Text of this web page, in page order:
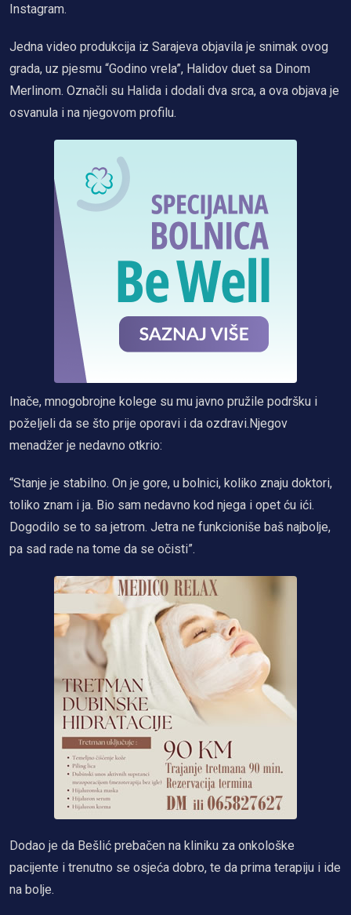
Instagram.
Jedna video produkcija iz Sarajeva objavila je snimak ovog
grada, uz pjesmu “Godino vrela”, Halidov duet sa Dinom
Merlinom. Označli su Halida i dodali dva srca, a ova objava je
osvanula i na njegovom profilu.
Inače, mnogobrojne kolege su mu javno pružile podršku i
poželjeli da se što prije oporavi i da ozdravi.Njegov
menadžer je nedavno otkrio:
“Stanje je stabilno. On je gore, u bolnici, koliko znaju doktori,
toliko znam i ja. Bio sam nedavno kod njega i opet ću ići.
Dogodilo se to sa jetrom. Jetra ne funkcioniše baš najbolje,
pa sad rade na tome da se očisti”.
Dodao je da Bešlić prebačen na kliniku za onkološke
pacijente i trenutno se osjeća dobro, te da prima terapiju i ide
na bolje.